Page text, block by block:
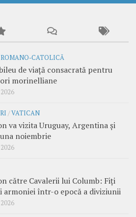
CATOLICĂ
de viață consacrată pentru
morinelliane
/VATICAN
va vizita Uruguay, Argentina și
noiembrie
către Cavalerii lui Columb: Fiți
armoniei într-o epocă a diviziunii